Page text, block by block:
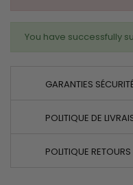
You have successfully
GARANTIES
POLITIQUE DE
POLITIQUE RETOURS